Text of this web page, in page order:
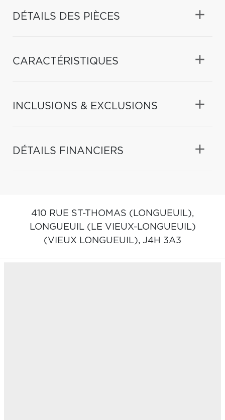
DÉTAILS DES PIÈCES
CARACTÉRISTIQUES
INCLUSIONS & EXCLUSIONS
DÉTAILS FINANCIERS
410 RUE ST-THOMAS (LONGUEUIL),
LONGUEUIL (LE VIEUX-LONGUEUIL)
(VIEUX LONGUEUIL), J4H 3A3